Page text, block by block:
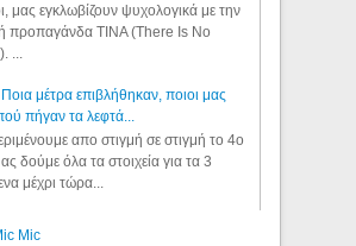
μας εγκλωβίζουν ψυχολογικά με την
προπαγάνδα TINA (There Is No
...
μέτρα επιβλήθηκαν, ποιοι μας
πήγαν τα λεφτά...
απο στιγμή σε στιγμή το 4ο
δούμε όλα τα στοιχεία για τα 3
μέχρι τώρα...
Mic